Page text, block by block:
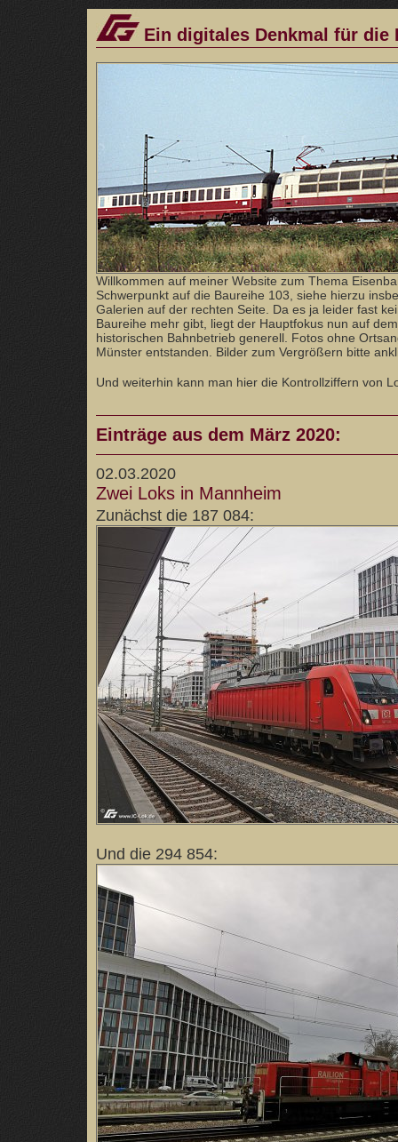
Ein digitales Denkmal für die
Willkommen auf meiner Website zum Thema
Schwerpunkt auf die Baureihe 103, siehe hierzu
Galerien auf der rechten Seite. Da es ja leider fast
Baureihe mehr gibt, liegt der Hauptfokus nun auf
historischen Bahnbetrieb generell. Fotos ohne
Münster entstanden. Bilder zum Vergrößern bitte
Und weiterhin kann man hier die Kontrollziffern von
Einträge aus dem März 2020:
02.03.2020
Zwei Loks in Mannheim
Zunächst die 187 084:
Und die 294 854: